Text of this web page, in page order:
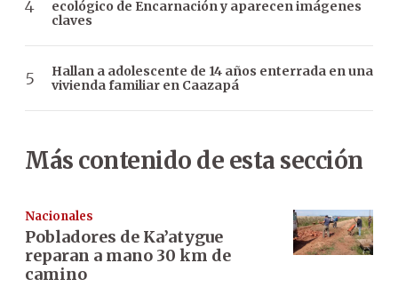
ecológico de Encarnación y aparecen imágenes
claves
Hallan a adolescente de 14 años enterrada en una
vivienda familiar en Caazapá
Más contenido de esta sección
Nacionales
Pobladores de Ka’atygue
reparan a mano 30 km de
camino